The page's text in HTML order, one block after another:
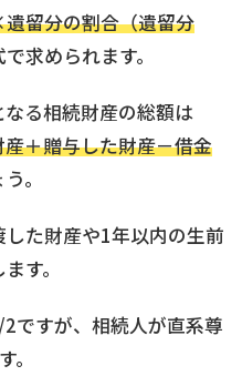
留分の割合（遺留分
求められます。
る相続財産の総額は
＋贈与した財産－借金
。
た財産や1年以内の生前
す。
ですが、相続人が直系尊